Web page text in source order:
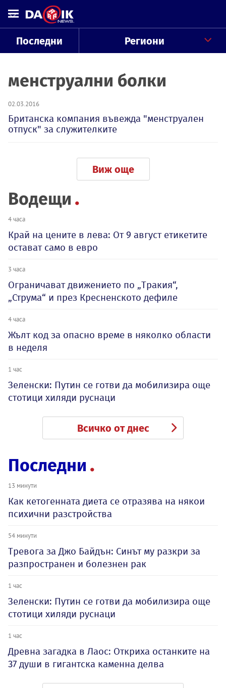
Последни Региони
менструални болки
02.03.2016
Британска компания въвежда "менструален
отпуск" за служителките
Виж още
Водещи
4 часа
Край на цените в лева: От 9 август етикетите
остават само в евро
3 часа
Ограничават движението по „Тракия“,
„Струма“ и през Кресненското дефиле
4 часа
Жълт код за опасно време в няколко области
в неделя
1 час
Зеленски: Путин се готви да мобилизира още
стотици хиляди руснаци
Всичко от днес
Последни
13 минути
Как кетогенната диета се отразява на някои
психични разстройства
54 минути
Тревога за Джо Байдън: Синът му разкри за
разпространен и болезнен рак
1 час
Зеленски: Путин се готви да мобилизира още
стотици хиляди руснаци
1 час
Древна загадка в Лаос: Откриха останките на
37 души в гигантска каменна делва